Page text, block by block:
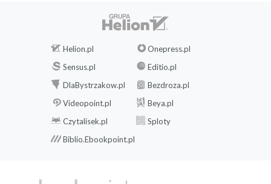
Helion.pl
Onepress.pl
Sensus.pl
Editio.pl
DlaBystrzakow.pl
Bezdroza.pl
Videopoint.pl
Beya.pl
Czytalisek.pl
Sploty
Biblio.Ebookpoint.pl